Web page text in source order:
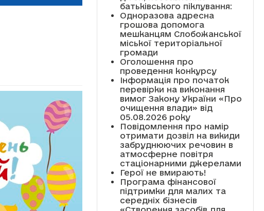
батьківського піклування:
Одноразова адресна
грошова допомога
мешканцям Слобожанської
міської територіальної
громади
Оголошення про
проведення конкурсу
Інформація про початок
перевірки на виконання
вимог Закону України «Про
очищення влади» від
05.08.2026 року
Повідомлення про намір
отримати дозвіл на викиди
забруднюючих речовин в
атмосферне повітря
стаціонарними джерелами
Герої не вмирають!
Програма фінансової
підтримки для малих та
середніх бізнесів